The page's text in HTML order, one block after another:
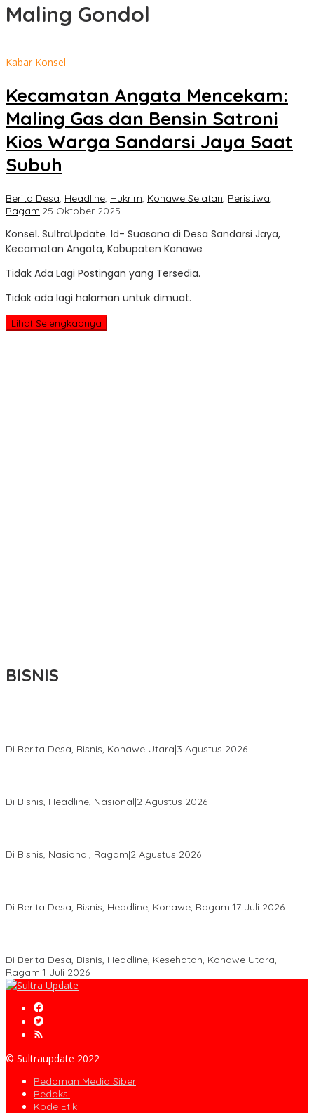
Maling Gondol
Kabar Konsel
Kecamatan Angata Mencekam:
Maling Gas dan Bensin Satroni
Kios Warga Sandarsi Jaya Saat
Subuh
Berita Desa, Headline, Hukrim, Konawe Selatan, Peristiwa,
Ragam|25 Oktober 2025
Update
Konsel. SultraUpdate. Id- Suasana di Desa Sandarsi Jaya,
Kecamatan Angata, Kabupaten Konawe
Tidak Ada Lagi Postingan yang Tersedia.
Tidak ada lagi halaman untuk dimuat.
Lihat Selengkapnya
BISNIS
Di Berita Desa, Bisnis, Konawe Utara|3 Agustus 2026
Di Bisnis, Headline, Nasional|2 Agustus 2026
Di Bisnis, Nasional, Ragam|2 Agustus 2026
Di Berita Desa, Bisnis, Headline, Konawe, Ragam|17 Juli 2026
Di Berita Desa, Bisnis, Headline, Kesehatan, Konawe Utara,
Ragam|1 Juli 2026
© Sultraupdate 2022
Pedoman Media Siber
Redaksi
Kode Etik